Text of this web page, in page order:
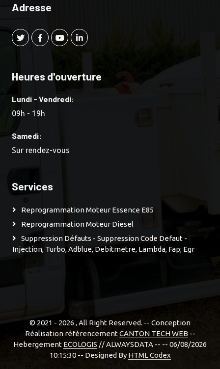
Adresse
Heures d'ouverture
Lundi - Vendredi:
09h - 19h
Samedi:
Sur rendez-vous
Services
Reprogrammation Moteur Essence E85
Reprogrammation Moteur Diesel
Suppression Défauts - Suppression Code Defaut -
Injection, Turbo, Adblue, Debitmetre, Lambda, Fap; Egr
© 2021 - 2026 , All Right Reserved. -- Conception
Réalisation référencementCANTON TECH WEB--
Hebergement ECOLOGIS // ALWAYSDATA -- -- 06/08/2026
10:15:30 -- Designed By HTML Codex